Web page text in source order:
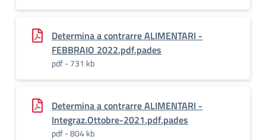
Determina a contrarre ALIMENTARI -
FEBBRAIO 2022.pdf.pades
pdf - 731 kb
Determina a contrarre ALIMENTARI -
Integraz.Ottobre-2021.pdf.pades
pdf - 804 kb